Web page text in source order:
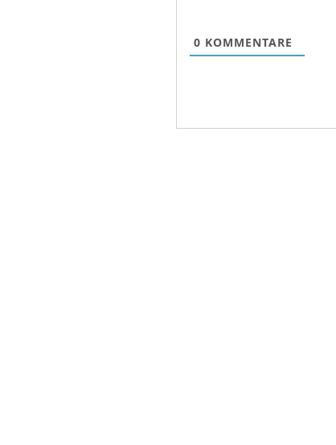
0 KOMMENTARE